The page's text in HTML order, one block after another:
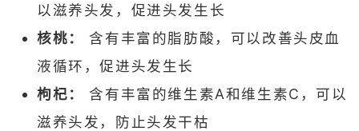
以滋养头发，促进头发生长
核桃：
含有丰富的脂肪酸，可以改善头皮血
液循环，促进头发生长
枸杞：
含有丰富的维生素A和维生素C，可以
滋养头发，防止头发干枯